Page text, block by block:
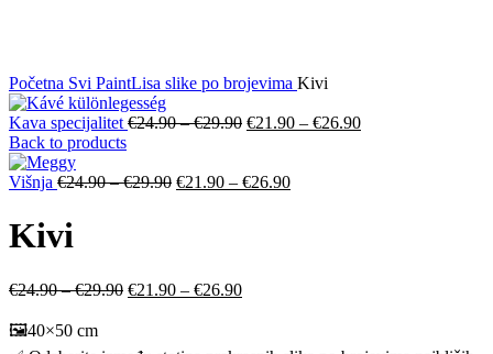
Početna Svi PaintLisa slike po brojevima Kivi
Kava specijalitet €24.90–€29.90 €21.90 – €26.90
Back to products
Višnja €24.90–€29.90 €21.90 – €26.90
Kivi
€24.90–€29.90 €21.90 – €26.90
🖼️40×50 cm